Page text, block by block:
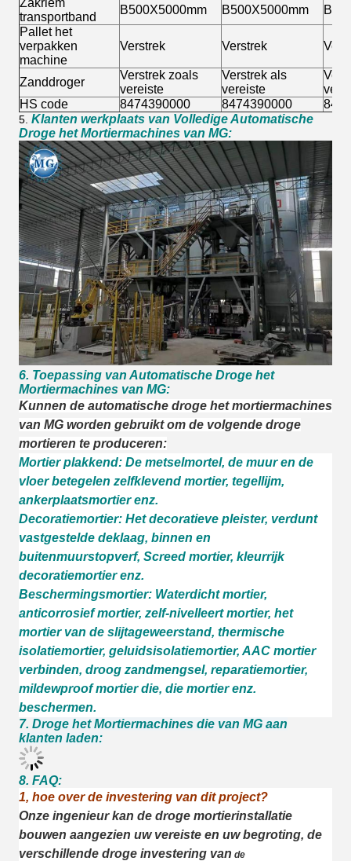
Zakriem
transportband
B500X5000mm B500X5000mm
Pallet het
verpakken
machine
Verstrek Verstrek
Zanddroger
Verstrek zoals
vereiste
Verstrek als
vereiste
HS code
8474390000 8474390000
5. Klanten werkplaats van Volledige Automatische
Droge het Mortiermachines van MG:
6. Toepassing van Automatische Droge het
Mortiermachines van MG:
Kunnen de automatische droge het mortiermachines
van MG worden gebruikt om de volgende droge
mortieren te produceren:
Mortier plakkend: De metselmortel, de muur en de
vloer betegelen zelfklevend mortier, tegellijm,
ankerplaatsmortier enz.
Decoratiemortier: Het decoratieve pleister, verdunt
vastgestelde deklaag, binnen en
buitenmuurstopverf, Screed mortier, kleurrijk
decoratiemortier enz.
Beschermingsmortier: Waterdicht mortier,
anticorrosief mortier, zelf-nivelleert mortier, het
mortier van de slijtageweerstand, thermische
isolatiemortier, geluidsisolatiemortier, AAC mortier
verbinden, droog zandmengsel, reparatiemortier,
mildewproof mortier die, die mortier enz.
beschermen.
7. Droge het Mortiermachines die van MG aan
klanten laden:
8. FAQ:
1, hoe over de investering van dit project?
Onze ingenieur kan de droge mortierinstallatie
bouwen aangezien uw vereiste en uw begroting, de
verschillende droge investering van de